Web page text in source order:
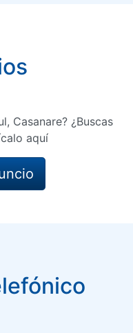
Casanare? ¿Buscas
aquí